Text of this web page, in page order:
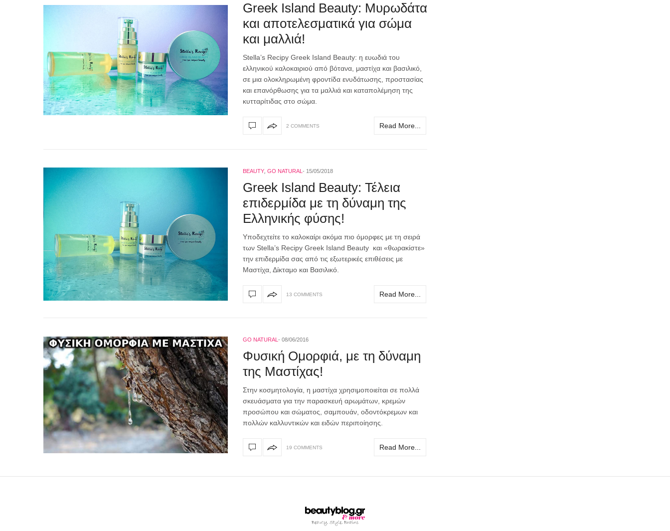
Greek Island Beauty: Μυρωδάτα
και αποτελεσματικά για σώμα
και μαλλιά!
Stella’s Recipy Greek Island Beauty: η ευωδιά του
ελληνικού καλοκαιριού από βότανα, μαστίχα και βασιλικό,
σε μια ολοκληρωμένη φροντίδα ενυδάτωσης, προστασίας
και επανόρθωσης για τα μαλλιά και καταπολέμηση της
κυτταρίτιδας στο σώμα.
2 COMMENTS Read More...
BEAUTY GO NATURAL 15/05/2018
Greek Island Beauty: Τέλεια
επιδερμίδα με τη δύναμη της
Ελληνικής φύσης!
Υποδεχτείτε το καλοκαίρι ακόμα πιο όμορφες με τη σειρά
των Stella’s Recipy Greek Island Beauty και «θωρακίστε»
την επιδερμίδα σας από τις εξωτερικές επιθέσεις με
Μαστίχα, Δίκταμο και Βασιλικό.
13 COMMENTS Read More...
GO NATURAL 08/06/2016
Φυσική Ομορφιά, με τη δύναμη
της Μαστίχας!
Στην κοσμητολογία, η μαστίχα χρησιμοποιείται σε πολλά
σκευάσματα για την παρασκευή αρωμάτων, κρεμών
προσώπου και σώματος, σαμπουάν, οδοντόκρεμων και
πολλών καλλυντικών και ειδών περιποίησης.
19 COMMENTS Read More...